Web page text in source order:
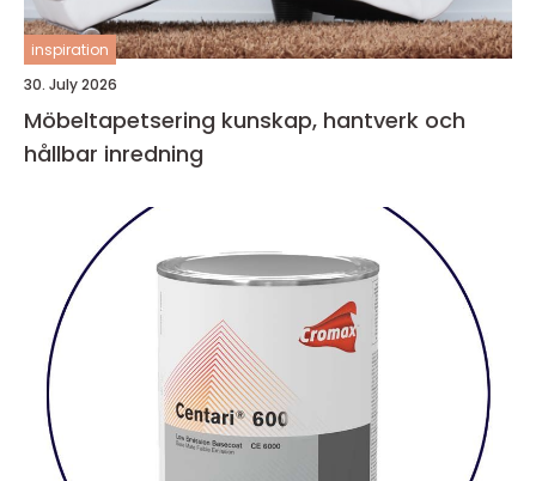
inspiration
30. July 2026
Möbeltapetsering kunskap, hantverk och
hållbar inredning